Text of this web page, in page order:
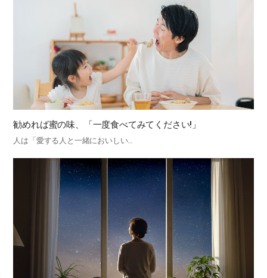
勧めれば蜜の味、「一度食べてみてください!」
人は「愛する人と一緒においしい…